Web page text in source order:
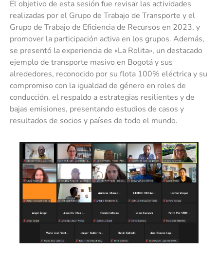
El objetivo de esta sesión fue revisar las actividades
realizadas por el Grupo de Trabajo de Transporte y el
Grupo de Trabajo de Eficiencia de Recursos en 2023, y
promover la participación activa en los grupos. Además,
se presentó la experiencia de «La Rolita», un destacado
ejemplo de transporte masivo en Bogotá y sus
alrededores, reconocido por su flota 100% eléctrica y su
compromiso con la igualdad de género en roles de
conducción. el respaldo a estrategias resilientes y de
bajas emisiones, presentando estudios de casos y
resultados de socios y países de todo el mundo.